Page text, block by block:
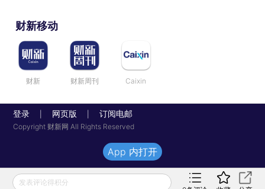
财新移动
财新 财新周刊 Caixin
登录 网页版 订阅电邮
Copyright 财新网 All Rights Reserved
发表评论得积分
App 内打开